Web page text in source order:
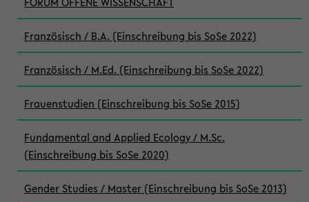
Französisch / B.A. (Einschreibung bis SoSe 2022)
Französisch / M.Ed. (Einschreibung bis SoSe 2022)
Frauenstudien (Einschreibung bis SoSe 2015)
Fundamental and Applied Ecology / M.Sc.
(Einschreibung bis SoSe 2020)
Gender Studies / Master (Einschreibung bis SoSe 2013)